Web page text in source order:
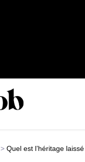
>Quel est l’héritage